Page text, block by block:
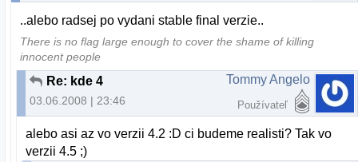
..alebo radsej po vydani stable final verzie..
There is no flag large enough to cover the shame of killing
innocent people
Re: kde 4
03.06.2008 | 23:46
Tommy Angelo
Používateľ
alebo asi az vo verzii 4.2 :D ci budeme realisti? Tak vo
verzii 4.5 ;)